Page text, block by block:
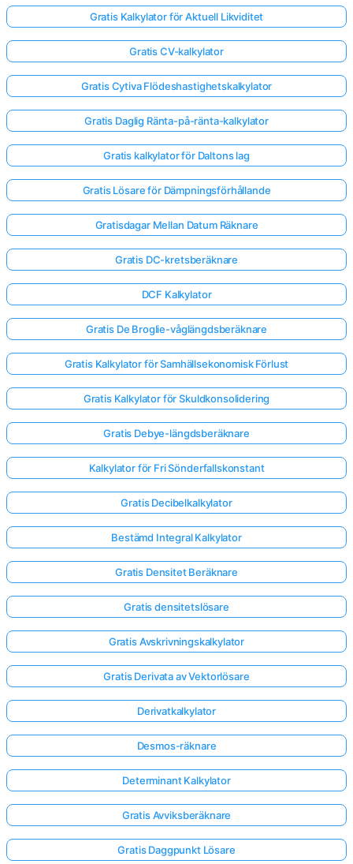
Gratis Kalkylator för Aktuell Likviditet
Gratis CV-kalkylator
Gratis Cytiva Flödeshastighetskalkylator
Gratis Daglig Ränta-på-ränta-kalkylator
Gratis kalkylator för Daltons lag
Gratis Lösare för Dämpningsförhållande
Gratisdagar Mellan Datum Räknare
Gratis DC-kretsberäknare
DCF Kalkylator
Gratis De Broglie-våglängdsberäknare
Gratis Kalkylator för Samhällsekonomisk Förlust
Gratis Kalkylator för Skuldkonsolidering
Gratis Debye-längdsberäknare
Kalkylator för Fri Sönderfallskonstant
Gratis Decibelkalkylator
Bestämd Integral Kalkylator
Gratis Densitet Beräknare
Gratis densitetslösare
Gratis Avskrivningskalkylator
Gratis Derivata av Vektorlösare
Derivatkalkylator
Desmos-räknare
Determinant Kalkylator
Gratis Avviksberäknare
Gratis Daggpunkt Lösare